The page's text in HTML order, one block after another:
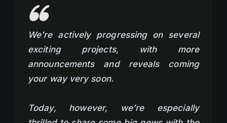
We’re actively progressing on several
exciting projects, with more
announcements and reveals coming
your way very soon.
Today, however, we’re especially